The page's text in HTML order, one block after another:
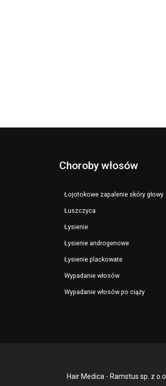
Choroby włosów
Łojotokowe zapalenie skóry głowy
Łuszczyca
Łysienie
Łysienie androgenowe
Łysienie plackowate
Wypadanie włosów
Wypadanie włosów po ciąży
Hair Medica - Ramstus sp. z o.o.